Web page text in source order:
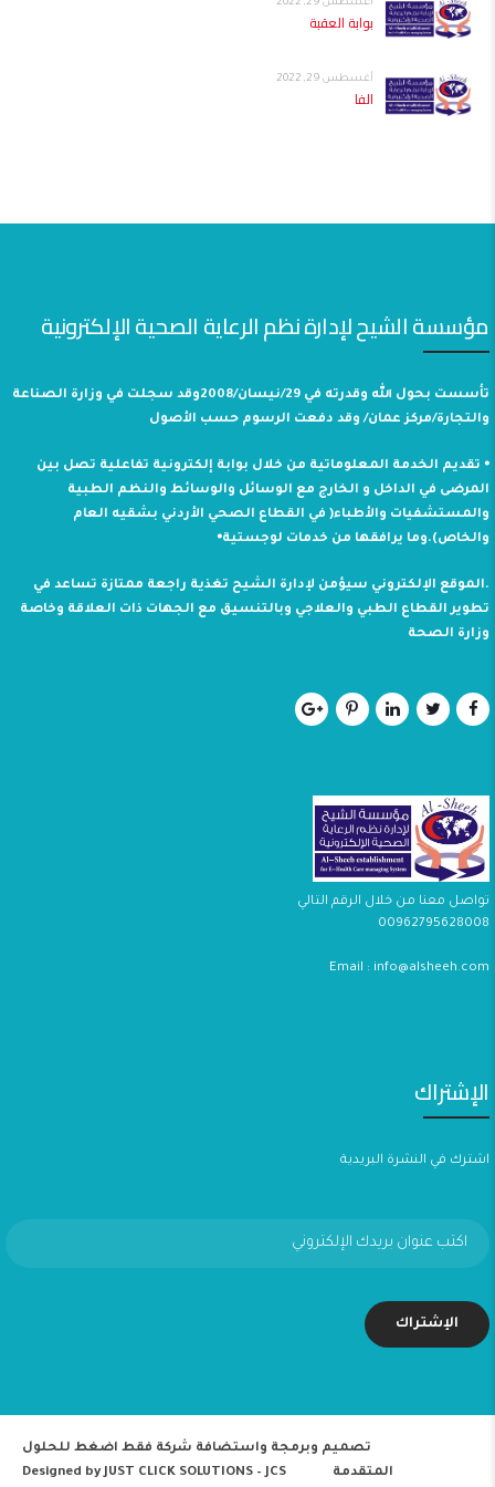
بوابة العقبة
أغسطس 29, 2022
الفا
مؤسسة الشيح لإدارة نظم الرعاية الصحية الإلكترونية
تأسست بحول الله وقدرته في 29/نيسان/2008وقد سجلت في وزارة الصناعة
والتجارة/مركز عمان/ وقد دفعت الرسوم حسب الأصول
⦁ تقديم الخدمة المعلوماتية من خلال بوابة إلكترونية تفاعلية تصل بين
المرضى في الداخل و الخارج مع الوسائل والوسائط والنظم الطبية
والمستشفيات والأطباء( في القطاع الصحي الأردني بشقيه العام
والخاص).وما يرافقها من خدمات لوجستية⦁
.الموقع الإلكتروني سيؤمن لإدارة الشيح تغذية راجعة ممتازة تساعد في
تطوير القطاع الطبي والعلاجي وبالتنسيق مع الجهات ذات العلاقة وخاصة
وزارة الصحة
تواصل معنا من خلال الرقم التالي
00962795628008
Email : info@alsheeh.com
الإشتراك
اشترك في النشرة البريدية
تصميم وبرمجة واستضافة شركة فقط اضغط للحلول
المتقدمة
JUST CLICK SOLUTIONS – JCS